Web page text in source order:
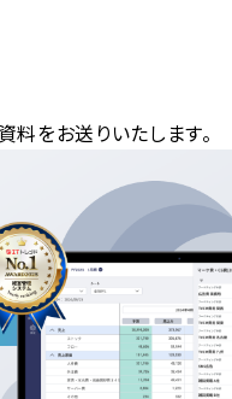
をお送りいたします。